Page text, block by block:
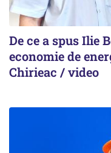
De ce a spus Ilie
economie de
Chirieac / video